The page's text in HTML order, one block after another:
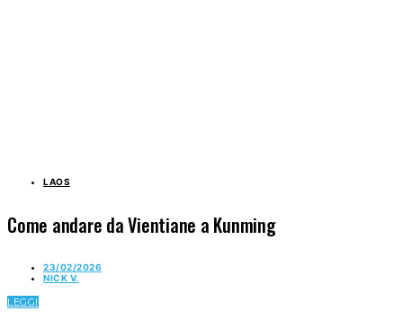
LAOS
Come andare da Vientiane a Kunming
23/02/2026
NICK V.
LEGGI